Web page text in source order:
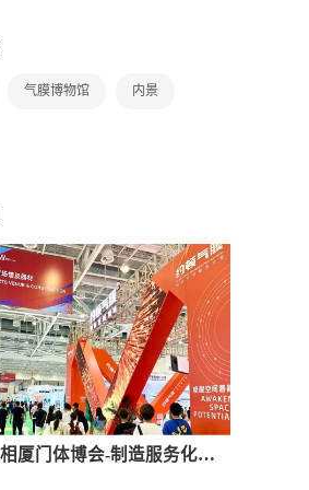
气膜博物馆 内景
约顿气膜亮相厦门体博会-制造服务化驱动市场新增长